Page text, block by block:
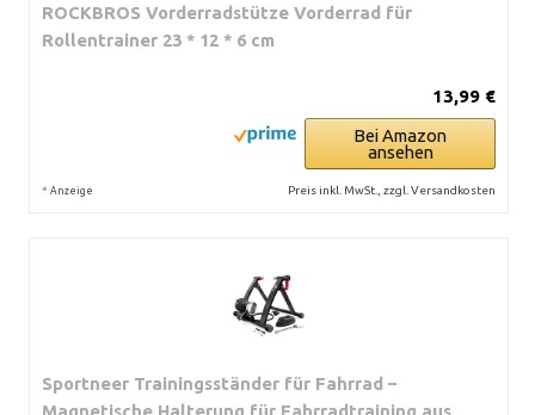
ROCKBROS Vorderradstütze Vorderrad für
Rollentrainer 23 * 12 * 6 cm
13,99 €
Bei Amazon
ansehen
* Anzeige Preis inkl. MwSt., zzgl. Versandkosten
Sportneer Trainingsständer für Fahrrad –
Magnetische Halterung für Fahrradtraining aus